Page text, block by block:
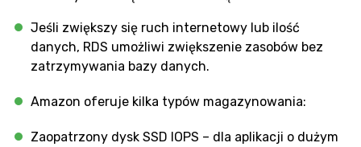
Jeśli zwiększy się ruch internetowy lub ilość
danych, RDS umożliwi zwiększenie zasobów bez
zatrzymywania bazy danych.
Amazon oferuje kilka typów magazynowania:
Zaopatrzony dysk SSD IOPS – dla aplikacji o dużym